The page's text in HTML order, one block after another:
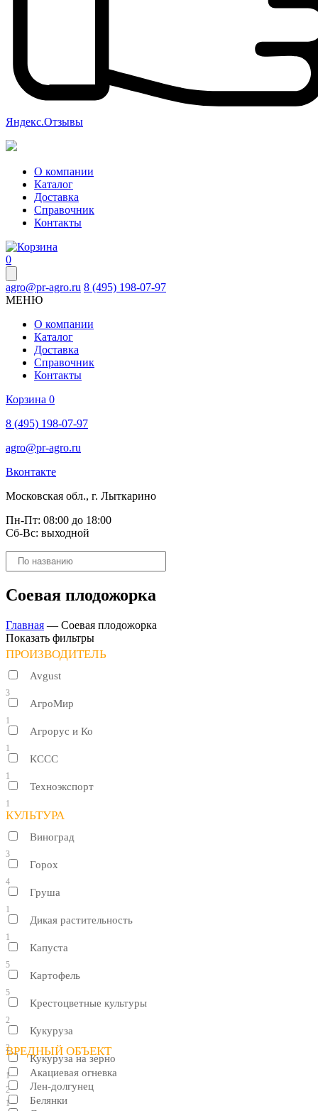
Яндекс.Отзывы
О компании
Каталог
Доставка
Справочник
Контакты
0
agro@pr-agro.ru 8 (495) 198-07-97
МЕНЮ
О компании
Каталог
Доставка
Справочник
Контакты
Корзина 0
8 (495) 198-07-97
agro@pr-agro.ru
Вконтакте
Московская обл., г. Лыткарино
Пн-Пт: 08:00 до 18:00
Сб-Вс: выходной
Поиск
товаров
Соевая плодожорка
Главная — Соевая плодожорка
Показать фильтры
ПРОИЗВОДИТЕЛЬ
Avgust
3
АгроМир
1
Агрорус и Ко
1
КССС
1
Техноэкспорт
1
КУЛЬТУРА
Виноград
3
Горох
4
Груша
1
Дикая растительность
1
Капуста
5
Картофель
5
Крестоцветные культуры
2
Кукуруза
2
Кукуруза на зерно
1
Лен-долгунец
1
ВРЕДНЫЙ ОБЪЕКТ
Акациевая огневка
2
Белянки